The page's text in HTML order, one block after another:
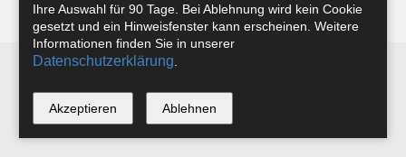
Instagram
*
Ihre Auswahl für 90 Tage. Bei Ablehnung wird kein Cookie
gesetzt und ein Hinweisfenster kann erscheinen. Weitere
Informationen finden Sie in unserer
Datenschutzerklärung
Akzeptieren Ablehnen